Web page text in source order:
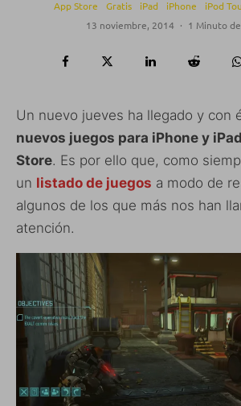
App Store Gratis iPad iPhone iPod
13 noviembre, 2014 · 1 Minuto
Un nuevo jueves ha llegado y con
nuevos juegos para iPhone y
Store. Es por ello que, como
un listado de juegos a modo de
algunos de los que más nos han
atención.